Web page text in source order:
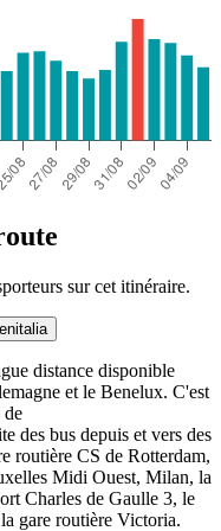
sur cet itinéraire.
distance disponible
et le Benelux. C'est
de
des bus depuis et vers des
routière CS de Rotterdam,
Midi Ouest, Milan, la
Charles de Gaulle 3, le
gare routière Victoria.